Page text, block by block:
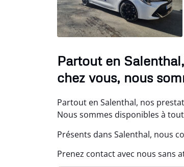
Partout en
chez vous, nous
Partout en Salenthal, nos
Nous sommes disponibles à
Présents dans Salenthal, nous
Prenez contact avec nous sans